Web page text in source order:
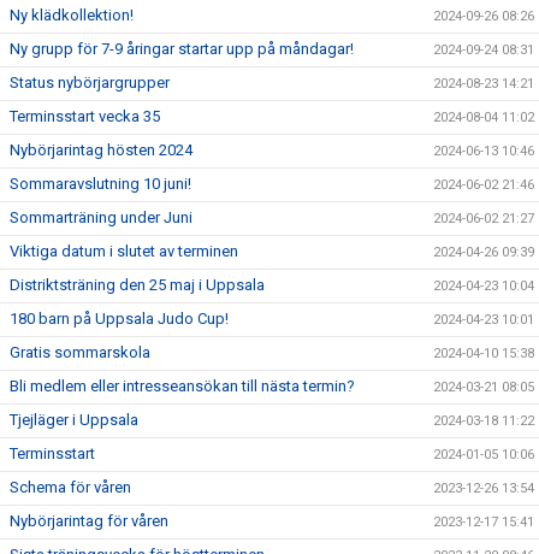
Ny klädkollektion! 2024-09-26 08:26
Ny grupp för 7-9 åringar startar upp på måndagar! 2024-09-24 08:31
Status nybörjargrupper 2024-08-23 14:21
Terminsstart vecka 35 2024-08-04 11:02
Nybörjarintag hösten 2024 2024-06-13 10:46
Sommaravslutning 10 juni! 2024-06-02 21:46
Sommarträning under Juni 2024-06-02 21:27
Viktiga datum i slutet av terminen 2024-04-26 09:39
Distriktsträning den 25 maj i Uppsala 2024-04-23 10:04
180 barn på Uppsala Judo Cup! 2024-04-23 10:01
Gratis sommarskola 2024-04-10 15:38
Bli medlem eller intresseansökan till nästa termin? 2024-03-21 08:05
Tjejläger i Uppsala 2024-03-18 11:22
Terminsstart 2024-01-05 10:06
Schema för våren 2023-12-26 13:54
Nybörjarintag för våren 2023-12-17 15:41